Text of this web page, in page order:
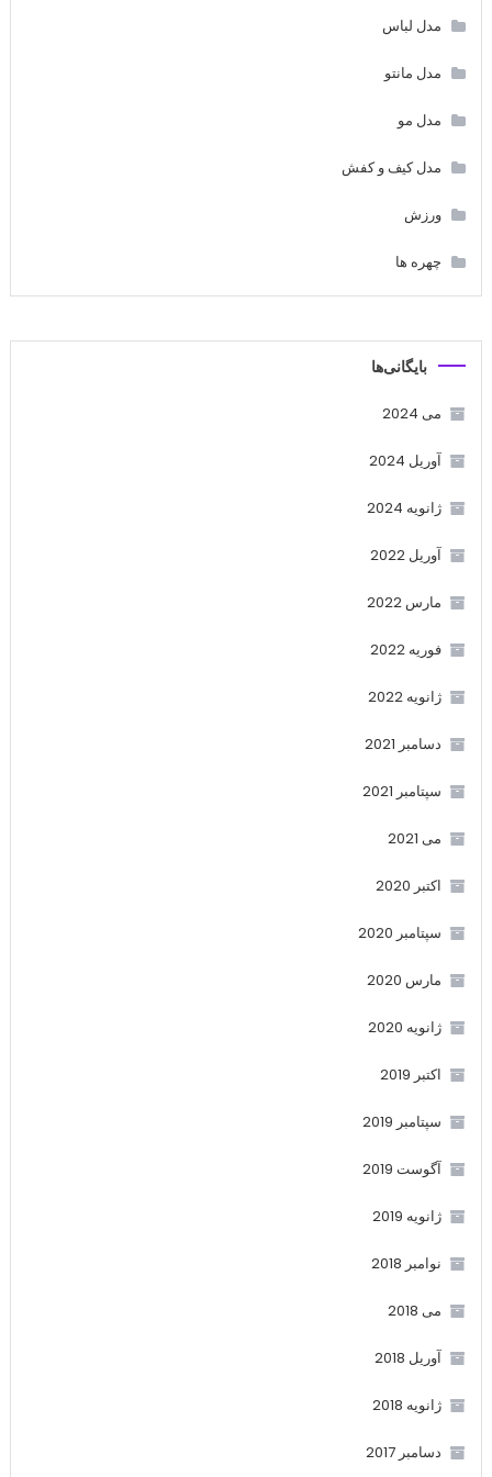
مدل لباس
مدل مانتو
مدل مو
مدل کیف و کفش
ورزش
چهره ها
بایگانی‌ها
می 2024
آوریل 2024
ژانویه 2024
آوریل 2022
مارس 2022
فوریه 2022
ژانویه 2022
دسامبر 2021
سپتامبر 2021
می 2021
اکتبر 2020
سپتامبر 2020
مارس 2020
ژانویه 2020
اکتبر 2019
سپتامبر 2019
آگوست 2019
ژانویه 2019
نوامبر 2018
می 2018
آوریل 2018
ژانویه 2018
دسامبر 2017